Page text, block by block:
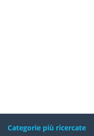
Categorie più ricercate